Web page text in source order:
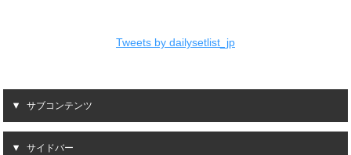
Tweets by dailysetlist_jp
サブコンテンツ
サイドバー